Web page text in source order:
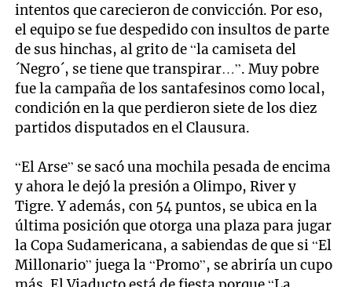
intentos que carecieron de convicción. Por eso,
el equipo se fue despedido con insultos de parte
de sus hinchas, al grito de “la camiseta del
´Negro´, se tiene que transpirar…”. Muy pobre
fue la campaña de los santafesinos como local,
condición en la que perdieron siete de los diez
partidos disputados en el Clausura.
“El Arse” se sacó una mochila pesada de encima
y ahora le dejó la presión a Olimpo, River y
Tigre. Y además, con 54 puntos, se ubica en la
última posición que otorga una plaza para jugar
la Copa Sudamericana, a sabiendas de que si “El
Millonario” juega la “Promo”, se abriría un cupo